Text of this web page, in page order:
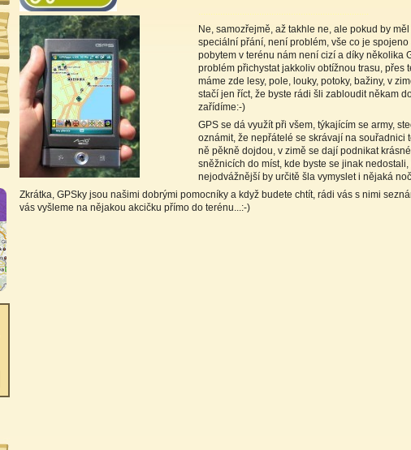
Ne, samozřejmě, až takhle ne, ale pokud by
speciální přání, není problém, vše co je spojeno
pobytem v terénu nám není cizí a díky několika
problém přichystat jakkoliv obtížnou trasu, přes
máme zde lesy, pole, louky, potoky, bažiny, v
stačí jen říct, že byste rádi šli zabloudit někam
zařídíme:-)
GPS se dá využít při všem, týkajícím se army,
oznámit, že nepřátelé se skrávají na souřadnici
ně pěkně dojdou, v zimě se dají podnikat
sněžnicích do míst, kde byste se jinak nedostali,
nejodvážnější by určitě šla vymyslet i nějaká
Zkrátka, GPSky jsou našimi dobrými pomocníky a když budete chtít, rádi vás s nimi
vás vyšleme na nějakou akcičku přímo do terénu...:-)